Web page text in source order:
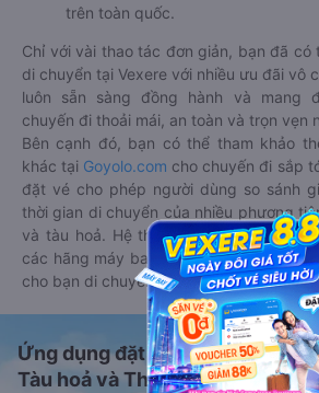
trên toàn quốc.
Chỉ với vài thao tác đơn giản, bạn đã
di chuyển tại Vexere với nhiều ưu đãi vô
luôn sẵn sàng đồng hành và mang
chuyến đi thoải mái, an toàn và trọn vẹn
Bên cạnh đó, bạn có thể tham khảo
khác tại Goyolo.com cho chuyến đi sắp
đặt vé cho phép người dùng so sánh
thời gian di chuyển của nhiều phương
và tàu hoả. Hệ thống của Goyolo
các hãng máy bay, xe khách và tàu
cho bạn di chuyển.
Ứng dụng đặt vé Xe khách, Máy
Tàu hoả và Thuê xe